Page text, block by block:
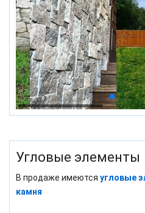
Угловые элементы
В продаже имеются угловые
камня